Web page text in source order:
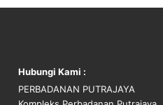
Hubungi Kami :
PERBADANAN PUTRAJAYA